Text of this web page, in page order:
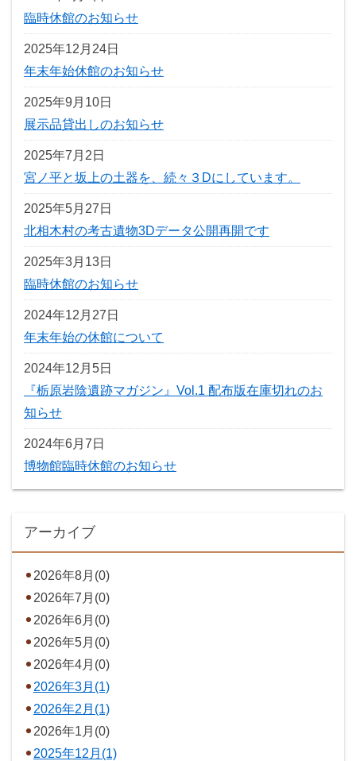
臨時休館のお知らせ
2025年12月24日
年末年始休館のお知らせ
2025年9月10日
展示品貸出しのお知らせ
2025年7月2日
宮ノ平と坂上の土器を、続々３Dにしています。
2025年5月27日
北相木村の考古遺物3Dデータ公開再開です
2025年3月13日
臨時休館のお知らせ
2024年12月27日
年末年始の休館について
2024年12月5日
『栃原岩陰遺跡マガジン』Vol.1 配布版在庫切れのお
知らせ
2024年6月7日
博物館臨時休館のお知らせ
アーカイブ
2026年8月(0)
2026年7月(0)
2026年6月(0)
2026年5月(0)
2026年4月(0)
2026年3月(1)
2026年2月(1)
2026年1月(0)
2025年12月(1)